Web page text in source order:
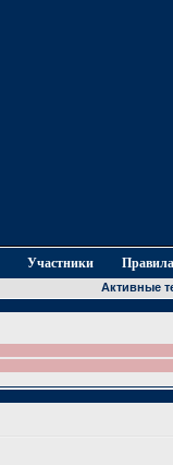
Участники Правила
Активные